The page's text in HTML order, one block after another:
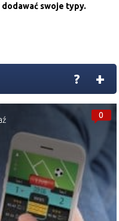
swoje typy.
+
?
0